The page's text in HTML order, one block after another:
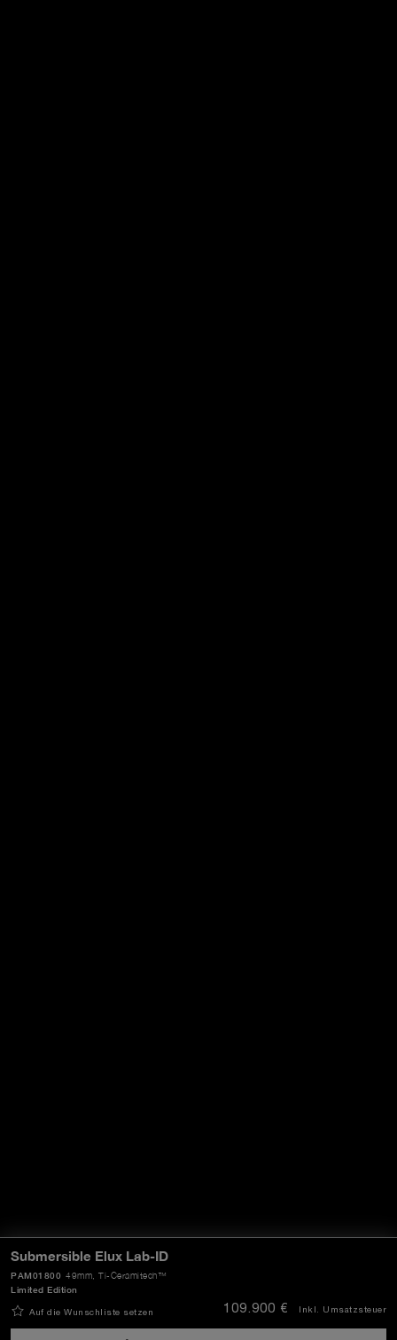
Submersible Elux Lab-ID
49mm , Ti-Ceramitech™
PAM01800
Limited Edition
Auf die Wunschliste setzen 109.900 € Inkl. Umsatzsteuer